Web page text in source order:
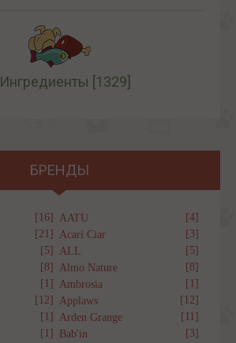
Ингредиенты [1329]
БРЕНДЫ
[16] AATU
[4]
[21] Acari Ciar
[3]
[5] ALL
[5]
[8] Almo Nature
[8]
[1] Ambrosia
[1]
[12] Applaws
[12]
[1] Arden Grange
[11]
[1] Bab'in
[3]